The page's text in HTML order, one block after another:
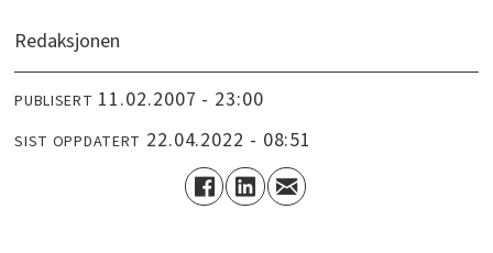
Redaksjonen
PUBLISERT 11.02.2007 - 23:00
SIST OPPDATERT 22.04.2022 - 08:51